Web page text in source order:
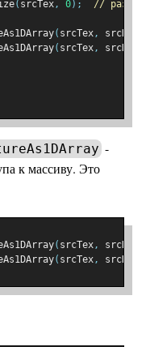
( srcTex, 0); //
( srcTex,
( srcTex,
-
к массиву. Это
( srcTex,
( srcTex,